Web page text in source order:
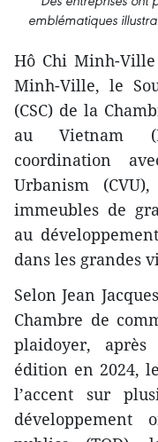
emblématiques
Hô Chi Minh-
Minh-Ville, le
(CSC) de la
au Vietnam
coordination
Urbanism
immeubles de
au
dans les grandes
Selon Jean
Chambre de
plaidoyer,
édition en 2024,
l’accent sur
développement